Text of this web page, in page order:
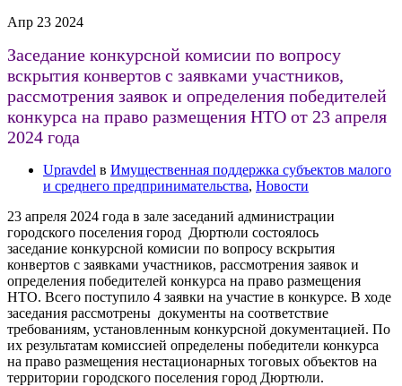
Апр 23 2024
Заседание конкурсной комисии по вопросу
вскрытия конвертов с заявками участников,
рассмотрения заявок и определения победителей
конкурса на право размещения НТО от 23 апреля
2024 года
Upravdel в Имущественная поддержка субъектов малого
и среднего предпринимательства, Новости
23 апреля 2024 года в зале заседаний администрации
городского поселения город Дюртюли состоялось
заседание конкурсной комисии по вопросу вскрытия
конвертов с заявками участников, рассмотрения заявок и
определения победителей конкурса на право размещения
НТО. Всего поступило 4 заявки на участие в конкурсе. В ходе
заседания рассмотрены документы на соответствие
требованиям, установленным конкурсной документацией. По
их результатам комиссией определены победители конкурса
на право размещения нестационарных тоговых объектов на
территории городского поселения город Дюртюли.